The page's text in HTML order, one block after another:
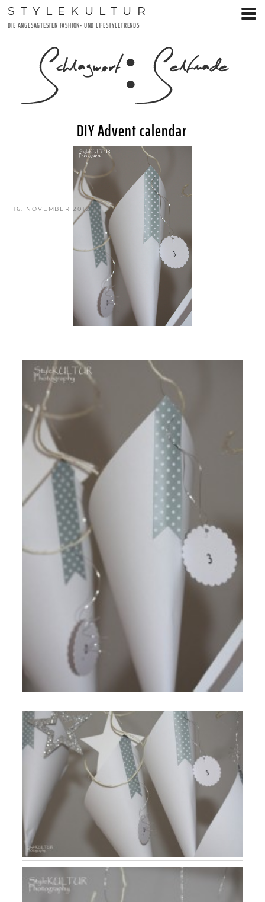
Zum
Inhalt
STYLEKULTUR
DIE ANGESAGTESTEN FASHION- UND LIFESTYLETRENDS
Schlagwort: Selfmade
VERÖFFENTLICHT
16. NOVEMBER 2012
DIY Advent calendar